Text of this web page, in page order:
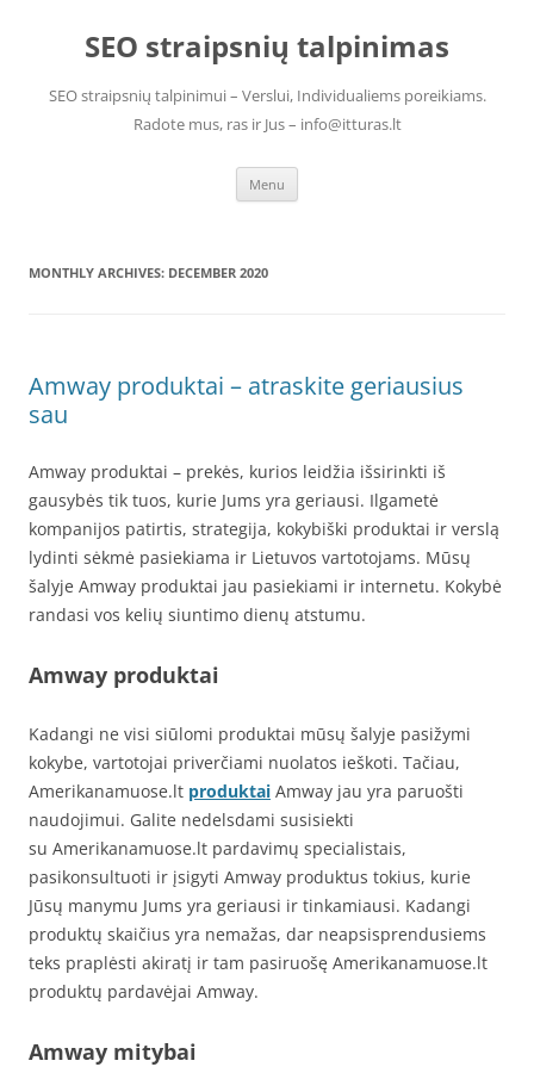
contentSEO straipsnių talpinimas
SEO straipsnių talpinimui – Verslui, Individualiems poreikiams.
Radote mus, ras ir Jus – info@itturas.lt
Menu
MONTHLY ARCHIVES: DECEMBER 2020
Amway produktai – atraskite geriausius
sau
Amway produktai – prekės, kurios leidžia išsirinkti iš
gausybės tik tuos, kurie Jums yra geriausi. Ilgametė
kompanijos patirtis, strategija, kokybiški produktai ir verslą
lydinti sėkmė pasiekiama ir Lietuvos vartotojams. Mūsų
šalyje Amway produktai jau pasiekiami ir internetu. Kokybė
randasi vos kelių siuntimo dienų atstumu.
Amway produktai
Kadangi ne visi siūlomi produktai mūsų šalyje pasižymi
kokybe, vartotojai priverčiami nuolatos ieškoti. Tačiau,
Amerikanamuose.lt produktai Amway jau yra paruošti
naudojimui. Galite nedelsdami susisiekti
su Amerikanamuose.lt pardavimų specialistais,
pasikonsultuoti ir įsigyti Amway produktus tokius, kurie
Jūsų manymu Jums yra geriausi ir tinkamiausi. Kadangi
produktų skaičius yra nemažas, dar neapsisprendusiems
teks praplėsti akiratį ir tam pasiruošę Amerikanamuose.lt
produktų pardavėjai Amway.
Amway mitybai